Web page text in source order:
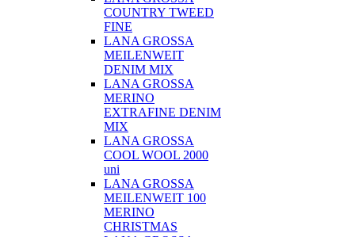
COUNTRY TWEED
FINE
LANA GROSSA
MEILENWEIT
DENIM MIX
LANA GROSSA
MERINO
EXTRAFINE DENIM
MIX
LANA GROSSA
COOL WOOL 2000
uni
LANA GROSSA
MEILENWEIT 100
MERINO
CHRISTMAS